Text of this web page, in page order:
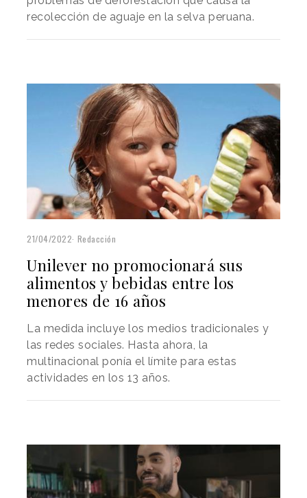
recolección de aguaje en la selva peruana.
21/04/2022 Redacción
Unilever no promocionará sus
alimentos y bebidas entre los
menores de 16 años
La medida incluye los medios tradicionales y
las redes sociales. Hasta ahora, la
multinacional ponía el límite para estas
actividades en los 13 años.